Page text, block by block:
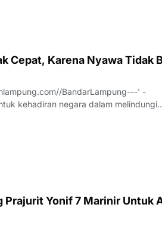
Ronal saat diwawancarai tim
Cepat, Karena Nyawa Tidak
BandarLampung---' -
kehadiran negara dalam melindungi
dan meningkatnya ekspektasi
Prajurit Yonif 7 Marinir Untuk